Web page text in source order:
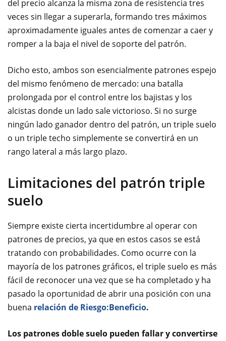
del precio alcanza la misma zona de resistencia tres
veces sin llegar a superarla, formando tres máximos
aproximadamente iguales antes de comenzar a caer y
romper a la baja el nivel de soporte del patrón.
Dicho esto, ambos son esencialmente patrones espejo
del mismo fenómeno de mercado: una batalla
prolongada por el control entre los bajistas y los
alcistas donde un lado sale victorioso. Si no surge
ningún lado ganador dentro del patrón, un triple suelo
o un triple techo simplemente se convertirá en un
rango lateral a más largo plazo.
Limitaciones del patrón triple
suelo
Siempre existe cierta incertidumbre al operar con
patrones de precios, ya que en estos casos se está
tratando con probabilidades. Como ocurre con la
mayoría de los patrones gráficos, el triple suelo es más
fácil de reconocer una vez que se ha completado y ha
pasado la oportunidad de abrir una posición con una
buena relación de Riesgo:Beneficio.
Los patrones doble suelo pueden fallar y convertirse